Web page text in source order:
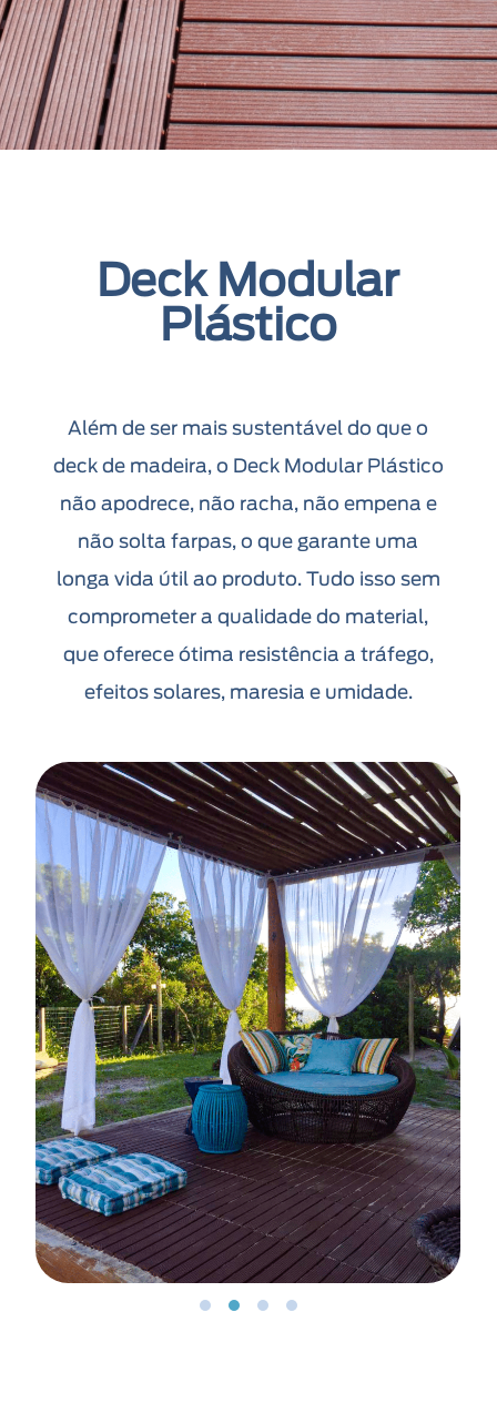
Deck Modular
Plástico
Além de ser mais sustentável do que o
deck de madeira, o Deck Modular Plástico
não apodrece, não racha, não empena e
não solta farpas, o que garante uma
longa vida útil ao produto. Tudo isso sem
comprometer a qualidade do material,
que oferece ótima resistência a tráfego,
efeitos solares, maresia e umidade.